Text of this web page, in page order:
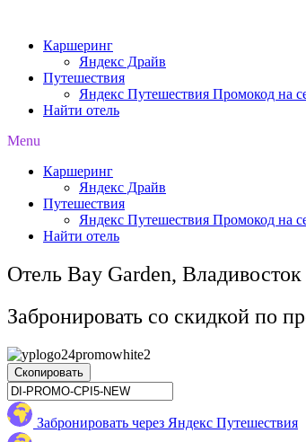
содержимому
Каршеринг
Яндекс Драйв
Путешествия
Яндекс Путешествия Промокод на
Найти отель
Menu
Каршеринг
Яндекс Драйв
Путешествия
Яндекс Путешествия Промокод на
Найти отель
Отель Bay Garden, Владивосток
Забронировать со скидкой по
Скопировать
Забронировать через Яндекс Путешествия